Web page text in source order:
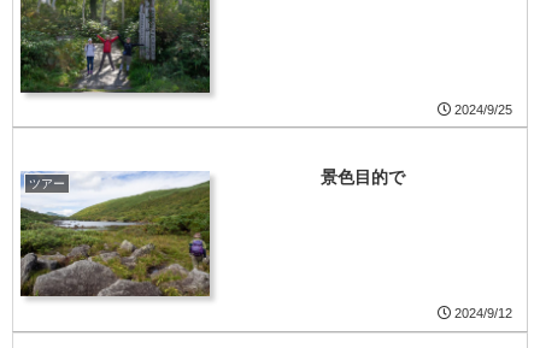
2024/9/25
ツアー 景色目的で
2024/9/12